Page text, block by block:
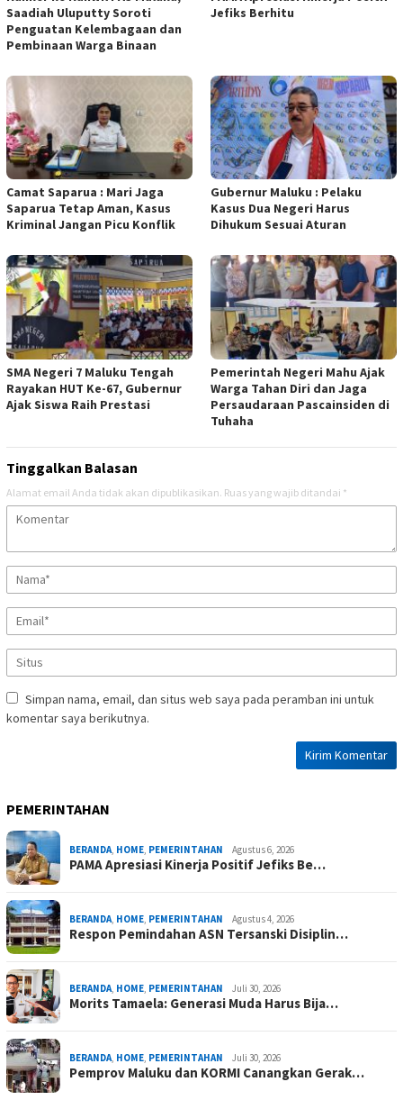
Saadiah Uluputty Soroti
Penguatan Kelembagaan dan
Pembinaan Warga Binaan
Jefiks Berhitu
Camat Saparua : Mari Jaga
Saparua Tetap Aman, Kasus
Kriminal Jangan Picu Konflik
Gubernur Maluku : Pelaku
Kasus Dua Negeri Harus
Dihukum Sesuai Aturan
SMA Negeri 7 Maluku Tengah
Rayakan HUT Ke-67, Gubernur
Ajak Siswa Raih Prestasi
Pemerintah Negeri Mahu Ajak
Warga Tahan Diri dan Jaga
Persaudaraan Pascainsiden di
Tuhaha
Tinggalkan Balasan
Alamat email Anda tidak akan dipublikasikan. Ruas yang wajib ditandai *
Simpan nama, email, dan situs web saya pada peramban ini untuk
komentar saya berikutnya.
PEMERINTAHAN
BERANDA, HOME, PEMERINTAHAN Agustus 6, 2026
PAMA Apresiasi Kinerja Positif Jefiks Be…
BERANDA, HOME, PEMERINTAHAN Agustus 4, 2026
Respon Pemindahan ASN Tersanski Disiplin…
BERANDA, HOME, PEMERINTAHAN Juli 30, 2026
Morits Tamaela: Generasi Muda Harus Bija…
BERANDA, HOME, PEMERINTAHAN Juli 30, 2026
Pemprov Maluku dan KORMI Canangkan Gerak…